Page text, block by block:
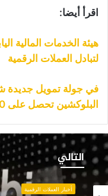
اقرأ أيضا:
لتبادل العملات الرقمية
البلوكشين تحصل على 100 مليون دولار
التالي
تعرف
على
تفاصيل
الاكتتاب
القادم
أخبار العملات الرقمية